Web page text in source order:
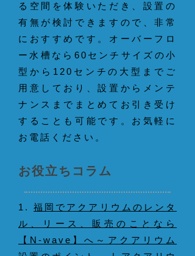
る空間を体験いただき、設置の
有無が検討できますので、非常
におすすめです。オーバーフロ
ー水槽なら60センチサイズの小
型から120センチの大型までご
用意しており、設置からメンテ
ナンスまでまとめてお引き受け
することも可能です。お気軽に
お電話ください。
お役立ちコラム
1.福岡でアクアリウムのレンタ
ル、リース、販売のことなら
【N-wave】へ～アクアリウム